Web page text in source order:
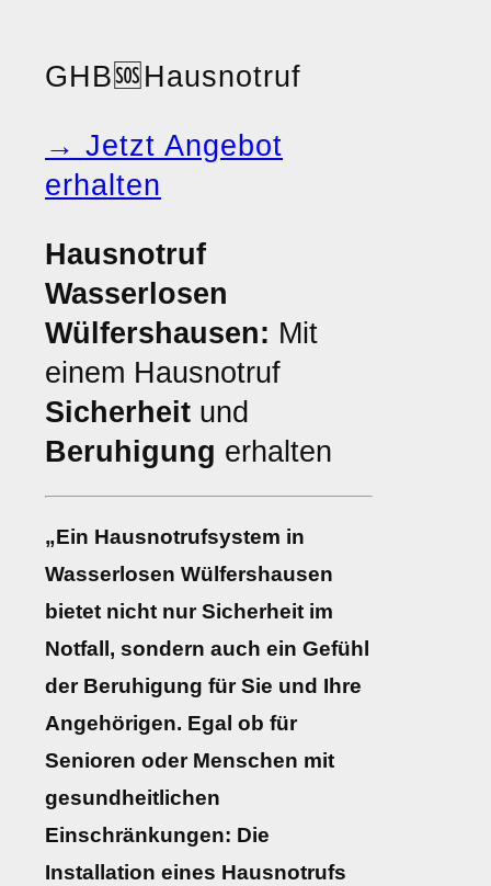
GHB🆘 Hausnotruf
→ Jetzt Angebot
erhalten
Hausnotruf
Wasserlosen
Wülfershausen: Mit
einem Hausnotruf
Sicherheit und
Beruhigung erhalten
„Ein Hausnotrufsystem in
Wasserlosen Wülfershausen
bietet nicht nur Sicherheit im
Notfall, sondern auch ein Gefühl
der Beruhigung für Sie und Ihre
Angehörigen. Egal ob für
Senioren oder Menschen mit
gesundheitlichen
Einschränkungen: Die
Installation eines Hausnotrufs